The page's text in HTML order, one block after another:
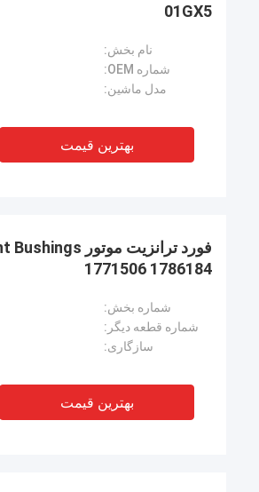
01GX5
نام بخش:
شماره OEM:
مدل ماشین:
بهترین قیمت
1771506 1786184
شماره بخش:
شماره قطعه دیگر:
سازگاری:
بهترین قیمت